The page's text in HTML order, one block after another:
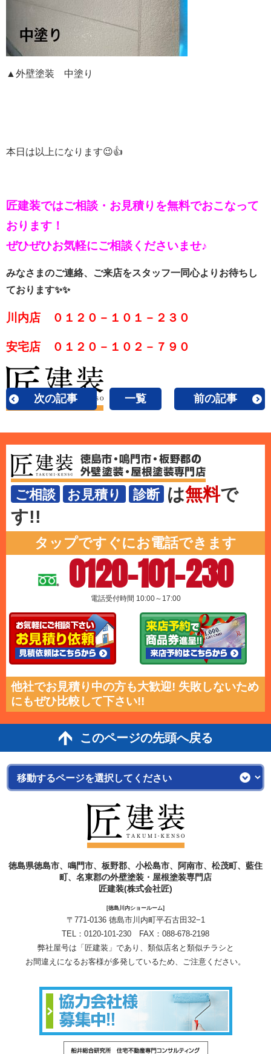
▲外壁塗装 中塗り
本日は以上になります😉👍
匠建装ではご相談・お見積りを無料でおこなって
おります！
ぜひぜひお気軽にご相談くださいませ♪
みなさまのご連絡、ご来店をスタッフ一同心よりお待ちし
ております✨✨
川内店 ０１２０－１０１－２３０
安宅店 ０１２０－１０２－７９０
次の記事 一覧 前の記事
ご相談 お見積り 診断 は無料で
す!!
タップですぐにお電話できます
0120-101-230
電話受付時間 10:00～17:00
他社でお見積り中の方も大歓迎! 失敗しないため
にもぜひ比較して下さい!!
このページの先頭へ戻る
徳島県徳島市、鳴門市、板野郡、小松島市、阿南市、松茂町、藍住
町、名東郡の外壁塗装・屋根塗装専門店
匠建装(株式会社匠)
[徳島川内ショールーム]
〒771-0136 徳島市川内町平石古田32−1
TEL： 0120-101-230 FAX：088-678-2198
弊社屋号は「匠建装」であり、類似店名と類似チラシと
お間違えになるお客様が多発しているため、ご注意ください。